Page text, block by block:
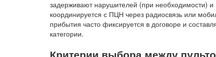
задерживают нарушителей (при
координируется с ПЦН через радиосвязь или
прибытия часто фиксируется в договоре и
категории.